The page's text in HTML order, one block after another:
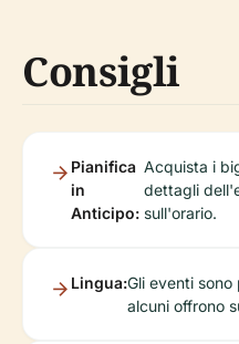
Consigli
Pianifica
in
Anticipo:
Acquista i
dettagli
sull'orario.
Lingua:Gli eventi
alcuni offrono